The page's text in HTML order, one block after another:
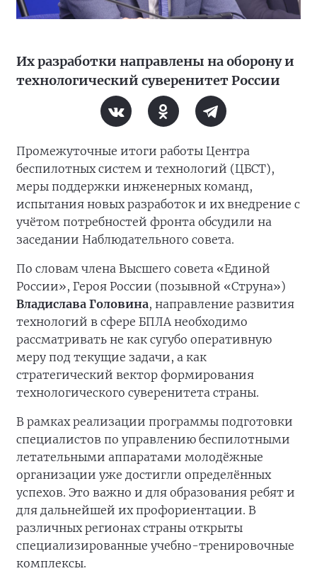
Их разработки направлены на оборону и
технологический суверенитет России
Промежуточные итоги работы Центра
беспилотных систем и технологий (ЦБСТ),
меры поддержки инженерных команд,
испытания новых разработок и их внедрение с
учётом потребностей фронта обсудили на
заседании Наблюдательного совета.
По словам члена Высшего совета «Единой
России», Героя России (позывной «Струна»)
Владислава Головина, направление развития
технологий в сфере БПЛА необходимо
рассматривать не как сугубо оперативную
меру под текущие задачи, а как
стратегический вектор формирования
технологического суверенитета страны.
В рамках реализации программы подготовки
специалистов по управлению беспилотными
летательными аппаратами молодёжные
организации уже достигли определённых
успехов. Это важно и для образования ребят и
для дальнейшей их профориентации. В
различных регионах страны открыты
специализированные учебно-тренировочные
комплексы.